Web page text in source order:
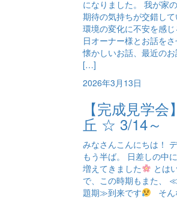
になりました。 我が家
期待の気持ちが交錯して
環境の変化に不安を感
日オーナー様とお話を
懐かしいお話、最近の
[…]
2026年3月13日
【完成見学
丘 ☆ 3/14～
みなさんこんにちは！
もう半ば。 日差しの中
増えてきました
とは
で、この時期もまた、
題期≫到来です
そん